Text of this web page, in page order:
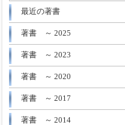
最近の著書
著書 ～ 2025
著書 ～ 2023
著書 ～ 2020
著書 ～ 2017
著書 ～ 2014